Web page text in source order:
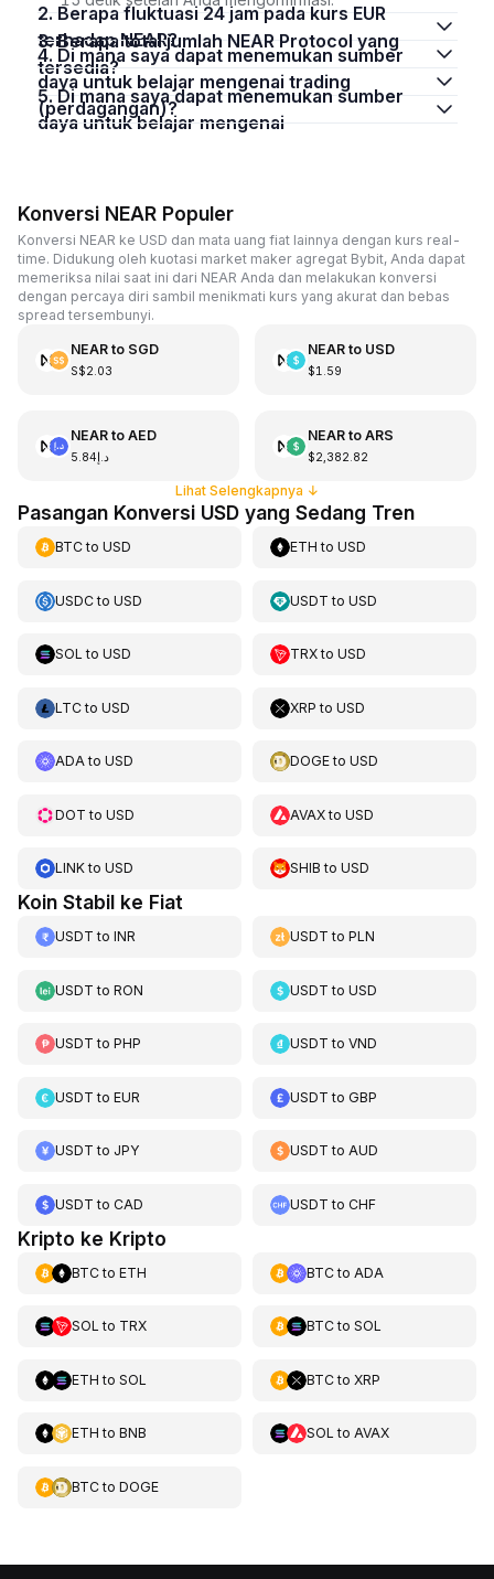
2. Berapa fluktuasi 24 jam pada kurs EUR
terhadap NEAR?
3. Berapa total jumlah NEAR Protocol yang
tersedia?
4. Di mana saya dapat menemukan sumber
daya untuk belajar mengenai trading
(perdagangan)?
5. Di mana saya dapat menemukan sumber
daya untuk belajar mengenai
Konversi NEAR Populer
Konversi NEAR ke USD dan mata uang fiat lainnya dengan kurs real-
time. Didukung oleh kuotasi market maker agregat Bybit, Anda dapat
memeriksa nilai saat ini dari NEAR Anda dan melakukan konversi
dengan percaya diri sambil menikmati kurs yang akurat dan bebas
spread tersembunyi.
NEARto SGD
S$2.03
NEARto USD
$1.59
NEARto AED
د.إ5.84
NEARto ARS
$2,382.82
Lihat Selengkapnya ↓
Pasangan Konversi USD yang Sedang Tren
BTCto USD ETH toUSD
USDCto USD USDT toUSD
SOL to USD TRXtoUSD
LTCto USD XRP toUSD
ADAto USD DOGEtoUSD
DOT to USD AVAXtoUSD
LINKto USD SHIB toUSD
Koin Stabil ke Fiat
USDT to INR USDT toPLN
USDT to RON USDT toUSD
USDT to PHP USDT toVND
USDT to EUR USDT toGBP
USDT to JPY USDT toAUD
USDT to CAD USDT toCHF
Kripto ke Kripto
BTCto ETH BTCto ADA
SOL to TRX BTCto SOL
ETH to SOL BTCto XRP
ETH to BNB SOL to AVAX
BTCto DOGE